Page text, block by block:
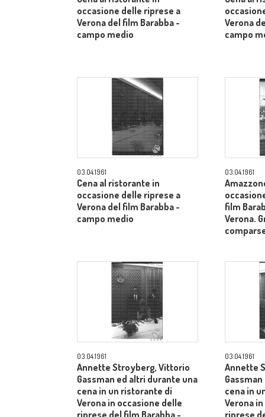
occasione delle riprese a
Verona del film Barabba -
campo medio
Verona
campo
03.04.1961
Cena al ristorante in
occasione delle riprese a
Verona del film Barabba -
campo medio
03.04.1961
film
Verona.
03.04.1961
Annette Stroyberg, Vittorio
Gassman ed altri durante una
cena in un ristorante di
Verona in occasione delle
riprese del film Barabba -
03.04.1961
Annette
cena in
Verona
riprese